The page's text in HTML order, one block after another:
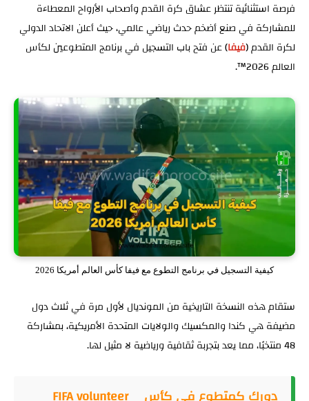
فرصة استثنائية تنتظر عشاق كرة القدم وأصحاب الأرواح المعطاءة
للمشاركة في صنع أضخم حدث رياضي عالمي، حيث أعلن الاتحاد الدولي
لكرة القدم (فيفا) عن فتح باب التسجيل في برنامج المتطوعين لكأس
العالم 2026™.
كيفية التسجيل في برنامج التطوع مع فيفا كأس العالم أمريكا 2026
ستقام هذه النسخة التاريخية من المونديال لأول مرة في ثلاث دول
مضيفة هي كندا والمكسيك والولايات المتحدة الأمريكية، بمشاركة
48 منتخبًا، مما يعد بتجربة ثقافية ورياضية لا مثيل لها.